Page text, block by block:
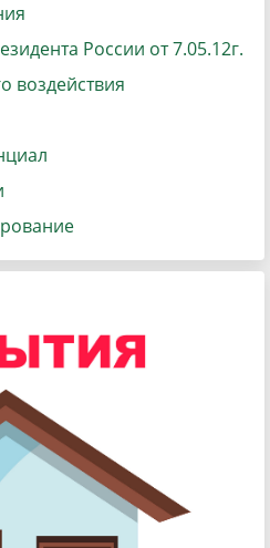
России от 7.05.12г.
воздействия